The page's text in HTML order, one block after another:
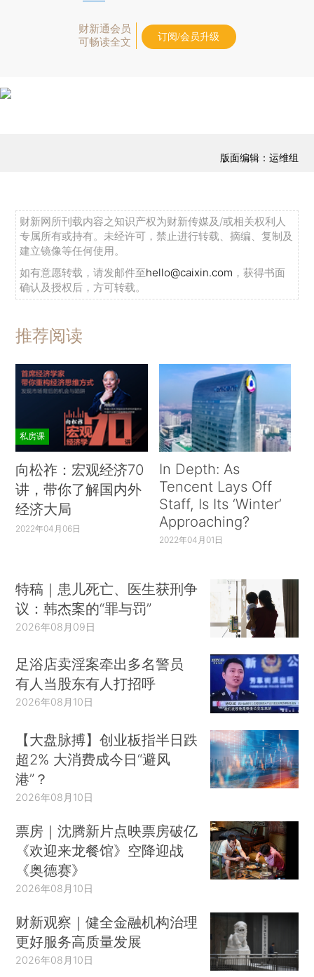
财新通会员
可畅读全文
订阅/会员升级
版面编辑：运维组
财新网所刊载内容之知识产权为财新传媒及/或相关权利人
专属所有或持有。未经许可，禁止进行转载、摘编、复制及
建立镜像等任何使用。
如有意愿转载，请发邮件至hello@caixin.com ，获得书面
确认及授权后，方可转载。
推荐阅读
私房课
向松祚：宏观经济70
讲，带你了解国内外
经济大局
2022年04月06日
In Depth: As
Tencent Lays Off
Staff, Is Its ‘Winter’
Approaching?
2022年04月01日
特稿｜患儿死亡、医生获刑争
议：韩杰案的“罪与罚”
2026年08月09日
足浴店卖淫案牵出多名警员
有人当股东有人打招呼
2026年08月10日
【大盘脉搏】创业板指半日跌
超2% 大消费成今日“避风
港”？
2026年08月10日
票房｜沈腾新片点映票房破亿
《欢迎来龙餐馆》空降迎战
《奥德赛》
2026年08月10日
财新观察｜健全金融机构治理
更好服务高质量发展
2026年08月10日